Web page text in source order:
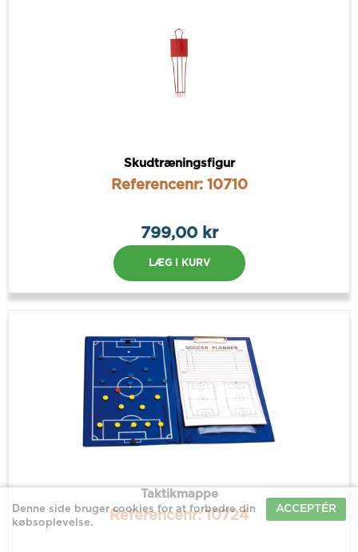
Skudtræningsfigur
Referencenr: 10710
799,00 kr
LÆG I KURV
Taktikmappe
Referencenr: 10724 ACCEPTÉR
Denne side bruger cookies for at forbedre din
købsoplevelse.